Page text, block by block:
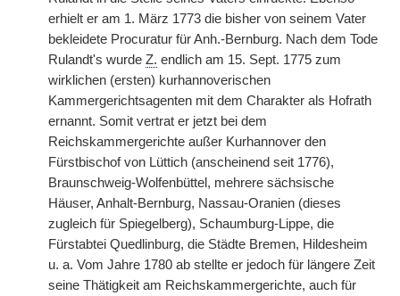
erhielt er am 1. März 1773 die bisher von seinem Vater
bekleidete Procuratur für Anh.-Bernburg. Nach dem Tode
Rulandt's wurde Z. endlich am 15. Sept. 1775 zum
wirklichen (ersten) kurhannoverischen
Kammergerichtsagenten mit dem Charakter als Hofrath
ernannt. Somit vertrat er jetzt bei dem
Reichskammergerichte außer Kurhannover den
Fürstbischof von Lüttich (anscheinend seit 1776),
Braunschweig-Wolfenbüttel, mehrere sächsische
Häuser, Anhalt-Bernburg, Nassau-Oranien (dieses
zugleich für Spiegelberg), Schaumburg-Lippe, die
Fürstabtei Quedlinburg, die Städte Bremen, Hildesheim
u. a. Vom Jahre 1780 ab stellte er jedoch für längere Zeit
seine Thätigkeit am Reichskammergerichte, auch für